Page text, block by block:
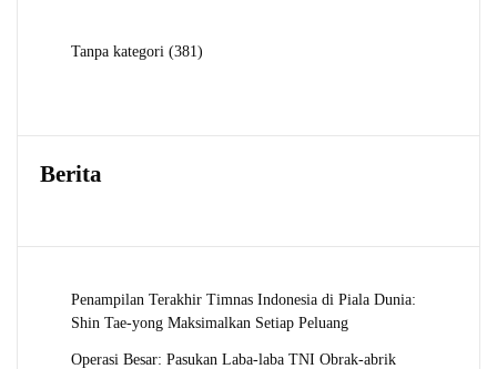
Tanpa kategori 381381
Berita
Penampilan Terakhir Timnas Indonesia di Piala Dunia:
Shin Tae-yong Maksimalkan Setiap Peluang
Operasi Besar: Pasukan Laba-laba TNI Obrak-abrik